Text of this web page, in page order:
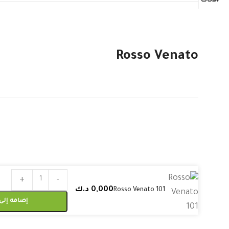
Rosso Venato
Rosso Venato 101
0,000 د.ك
إضافة